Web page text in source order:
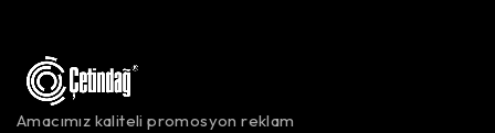
Amacımız kaliteli promosyon reklam